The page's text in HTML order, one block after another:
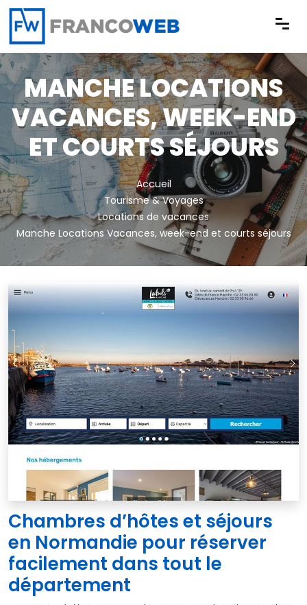
Panneau de gestion des cookies
MANCHE LOCATIONS
VACANCES, WEEK-END
ET COURTS SÉJOURS
Accueil
Tourisme & Voyages
Locations de vacances
Manche Locations Vacances, week-end et courts séjours
Chambres d’hôtes et séjours
en Normandie pour réserver
facilement dans tout le
département